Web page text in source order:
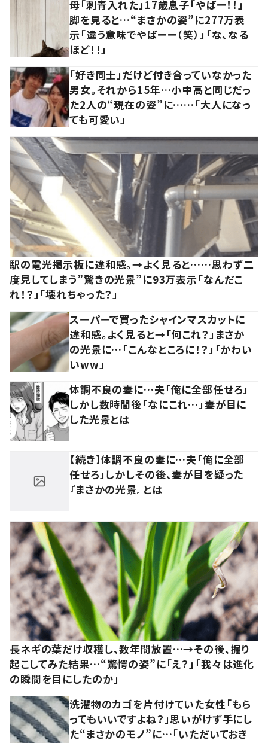
母「刺青入れた」17歳息子「やばー！！」
脚を見ると…“まさかの姿”に277万表
示「違う意味でやばーー（笑）」「な、なる
ほど！！」
「好き同士」だけど付き合っていなかった
男女。それから15年…小中高と同じだっ
た2人の“現在の姿”に……「大人になっ
ても可愛い」
駅の電光掲示板に違和感。→よく見ると……思わず二
度見してしまう”驚きの光景”に93万表示「なんだこ
れ！？」「壊れちゃった？」
スーパーで買ったシャインマスカットに
違和感。よく見ると→「何これ？」まさか
の光景に…「こんなところに！？」「かわい
いww」
体調不良の妻に…夫「俺に全部任せろ」
しかし数時間後「なにこれ…」妻が目に
した光景とは
【続き】体調不良の妻に…夫「俺に全部
任せろ」しかしその後、妻が目を疑った
『まさかの光景』とは
長ネギの葉だけ収穫し、数年間放置…→その後、掘り
起こしてみた結果…“驚愕の姿”に「え？」「我々は進化
の瞬間を目にしたのか」
洗濯物のカゴを片付けていた女性「もら
ってもいいですよね？」思いがけず手にし
た“まさかのモノ”に…「いただいておき